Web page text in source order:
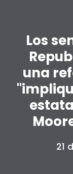
Los
una
21